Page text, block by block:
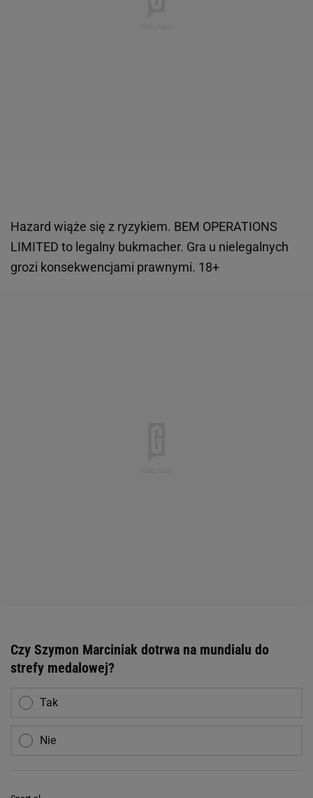
Hazard wiąże się z ryzykiem. BEM OPERATIONS
LIMITED to legalny bukmacher. Gra u nielegalnych
grozi konsekwencjami prawnymi. 18+
Czy Szymon Marciniak dotrwa na mundialu do
strefy medalowej?
Tak
Nie